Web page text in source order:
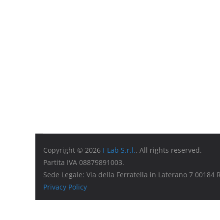
Copyright © 2026 I-Lab S.r.l.. All rights reserved.
Partita IVA 08879891003.
Sede Legale: Via della Ferratella in Laterano 7 00184
Privacy Policy